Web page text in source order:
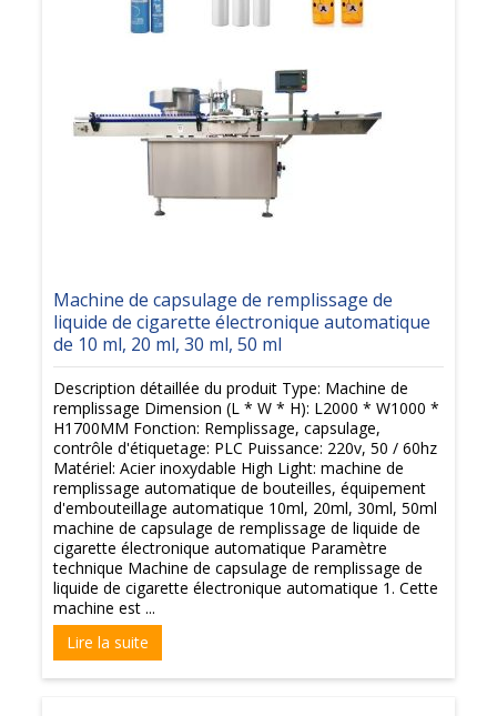
Machine de capsulage de remplissage de
liquide de cigarette électronique automatique
de 10 ml, 20 ml, 30 ml, 50 ml
Description détaillée du produit Type: Machine de
remplissage Dimension (L * W * H): L2000 * W1000 *
H1700MM Fonction: Remplissage, capsulage,
contrôle d'étiquetage: PLC Puissance: 220v, 50 / 60hz
Matériel: Acier inoxydable High Light: machine de
remplissage automatique de bouteilles, équipement
d'embouteillage automatique 10ml, 20ml, 30ml, 50ml
machine de capsulage de remplissage de liquide de
cigarette électronique automatique Paramètre
technique Machine de capsulage de remplissage de
liquide de cigarette électronique automatique 1. Cette
machine est ...
Lire la suite